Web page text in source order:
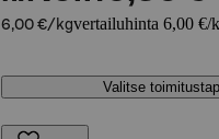
6,00 €/kgvertailuhinta 6,00 €/
Valitse